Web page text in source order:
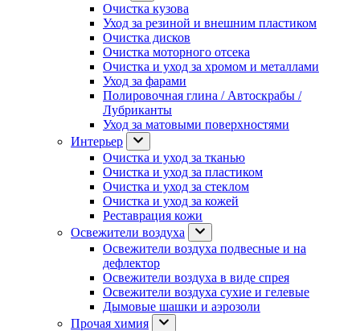
Очистка кузова
Уход за резиной и внешним пластиком
Очистка дисков
Очистка моторного отсека
Очистка и уход за хромом и металлами
Уход за фарами
Полировочная глина / Автоскрабы /
Лубриканты
Уход за матовыми поверхностями
Интерьер
Очистка и уход за тканью
Очистка и уход за пластиком
Очистка и уход за стеклом
Очистка и уход за кожей
Реставрация кожи
Освежители воздуха
Освежители воздуха подвесные и на
дефлектор
Освежители воздуха в виде спрея
Освежители воздуха сухие и гелевые
Дымовые шашки и аэрозоли
Прочая химия